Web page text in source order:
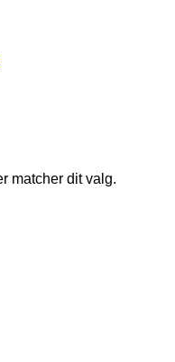
matcher dit valg.